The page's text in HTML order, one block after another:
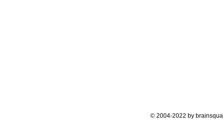
© 2004-2022 by